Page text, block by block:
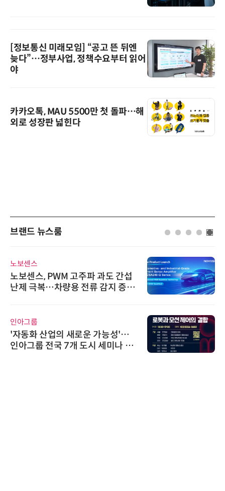
[정보통신 미래모임] “공고 뜬 뒤엔
늦다”…정부사업, 정책수요부터 읽어
야
카카오톡, MAU 5500만 첫 돌파…해
외로 성장판 넓힌다
브랜드 뉴스룸
노보센스
노보센스, PWM 고주파 과도 간섭
난제 극복…차량용 전류 감지 증폭
인아그룹
'자동화 산업의 새로운 가능성'…
인아그룹 전국 7개 도시 세미나 페